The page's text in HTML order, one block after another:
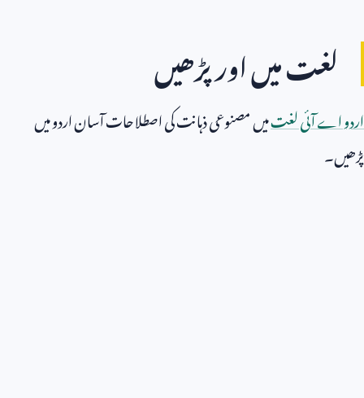
لغت میں اور پڑھیں
اردو اے آئی لغتمیں مصنوعی ذہانت کی اصطلاحات آسان اردو میں
پڑھیں۔